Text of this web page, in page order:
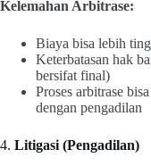
Kelemahan Arbitrase:
Biaya bisa lebih
Keterbatasan hak
bersifat final)
Proses arbitrase
dengan pengadilan
4. Litigasi (Pengadilan)